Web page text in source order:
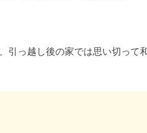
引っ越し後の家では思い切って